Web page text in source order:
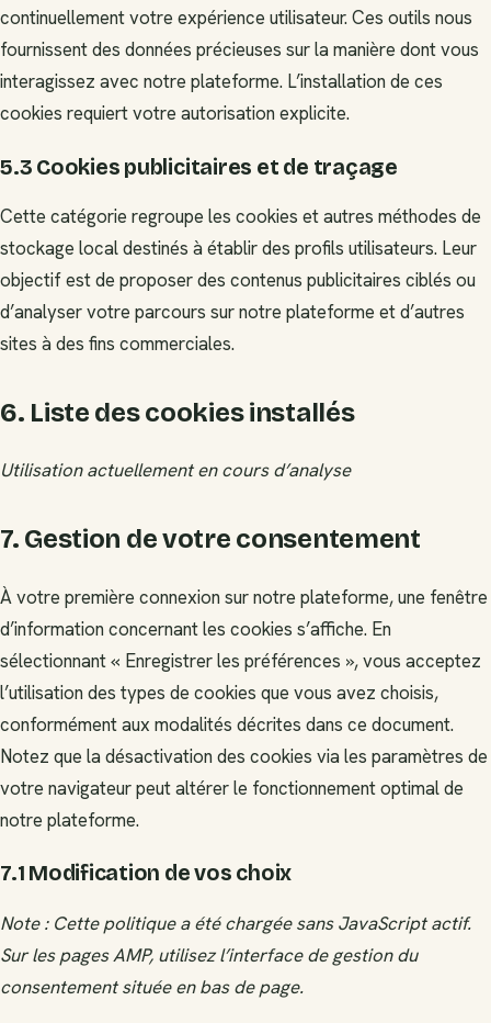
continuellement votre expérience utilisateur. Ces outils nous
fournissent des données précieuses sur la manière dont vous
interagissez avec notre plateforme. L’installation de ces
cookies requiert votre autorisation explicite.
5.3 Cookies publicitaires et de traçage
Cette catégorie regroupe les cookies et autres méthodes de
stockage local destinés à établir des profils utilisateurs. Leur
objectif est de proposer des contenus publicitaires ciblés ou
d’analyser votre parcours sur notre plateforme et d’autres
sites à des fins commerciales.
6. Liste des cookies installés
Utilisation actuellement en cours d’analyse
7. Gestion de votre consentement
À votre première connexion sur notre plateforme, une fenêtre
d’information concernant les cookies s’affiche. En
sélectionnant « Enregistrer les préférences », vous acceptez
l’utilisation des types de cookies que vous avez choisis,
conformément aux modalités décrites dans ce document.
Notez que la désactivation des cookies via les paramètres de
votre navigateur peut altérer le fonctionnement optimal de
notre plateforme.
7.1 Modification de vos choix
Note : Cette politique a été chargée sans JavaScript actif.
Sur les pages AMP, utilisez l’interface de gestion du
consentement située en bas de page.